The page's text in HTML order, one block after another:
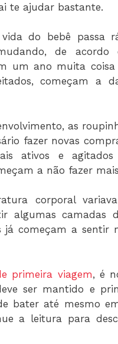
te ajudar bastante.
do bebê passa
de
um ano muita
começam a
as
fazer novas
ativos e
a não fazer
corporal
algumas
já começam a
primeira viagem, é
ser mantido e
bater até mesmo
a leitura para